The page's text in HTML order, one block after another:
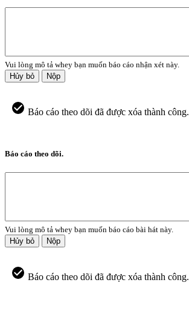
Vui lòng mô tả whey bạn muốn báo cáo nhận xét này.
Hủy bỏ
Nộp
Báo cáo theo dõi đã được xóa thành công.
Báo cáo theo dõi.
Vui lòng mô tả whey bạn muốn báo cáo bài hát này.
Hủy bỏ
Nộp
Báo cáo theo dõi đã được xóa thành công.